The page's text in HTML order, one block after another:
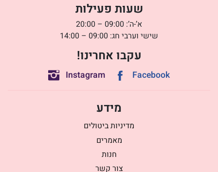
שעות פעילות
א’-ה’: 09:00 – 20:00
שישי וערבי חג: 09:00 – 14:00
עקבו אחרינו!
Facebook
Instagram
מידע
מדיניות ביטולים
מאמרים
חנות
צור קשר